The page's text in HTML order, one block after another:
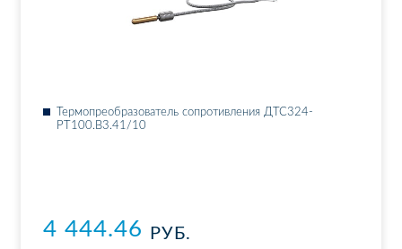
Тер­мо­пре­об­ра­зо­ва­тель со­про­тив­ле­ния ДТ­С324-
РТ100.В3.41/10
4 444.46 РУБ.